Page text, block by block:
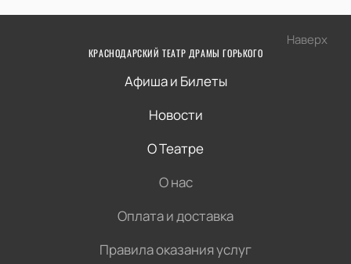
Наверх
КРАСНОДАРСКИЙ ТЕАТР ДРАМЫ ГОРЬКОГО
Афиша и Билеты
Новости
О Театре
О нас
Оплата и доставка
Правила оказания услуг